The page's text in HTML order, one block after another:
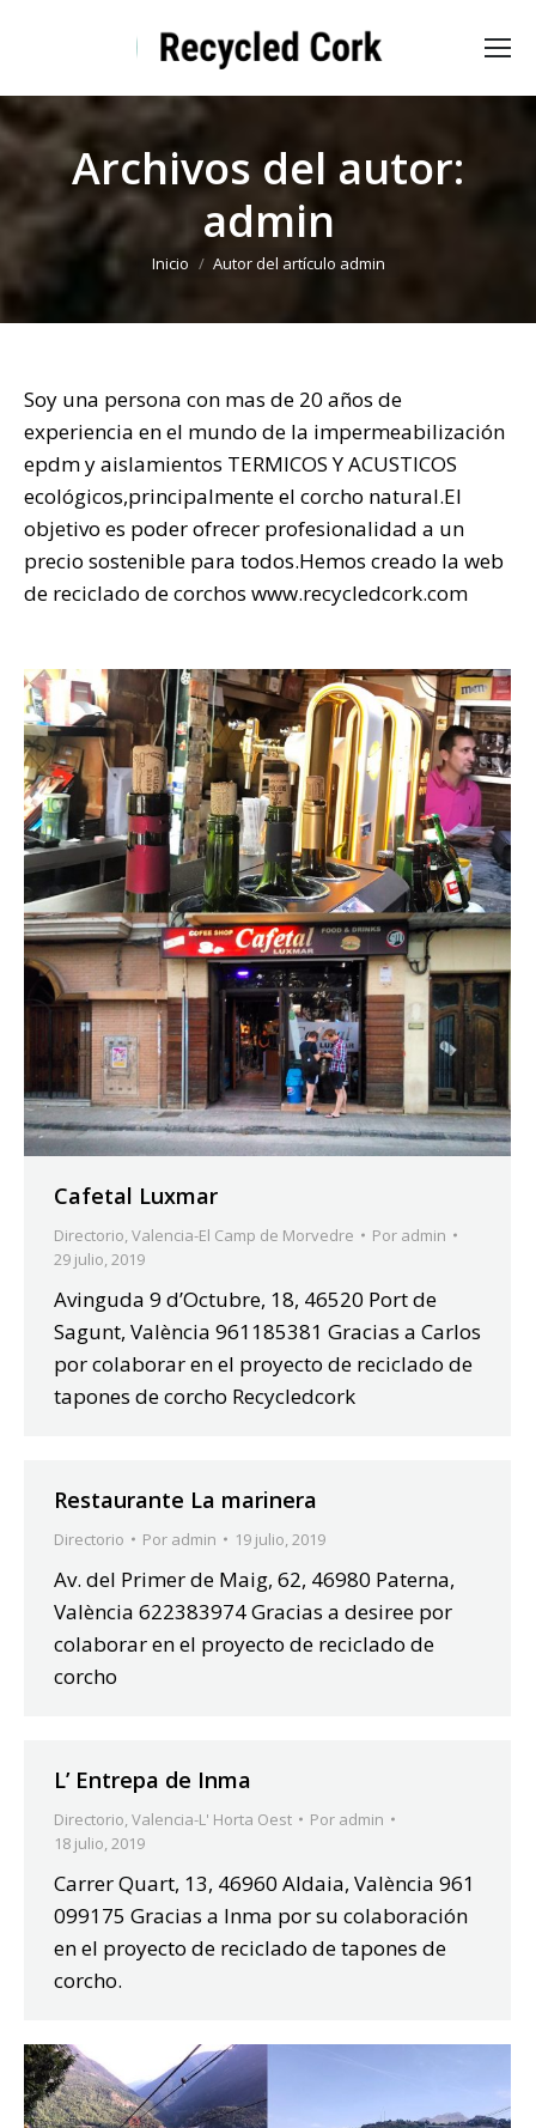
Archivos del autor:
admin
Estás aquí:
Inicio Autor del artículo admin
Soy una persona con mas de 20 años de
experiencia en el mundo de la impermeabilización
epdm y aislamientos TERMICOS Y ACUSTICOS
ecológicos,principalmente el corcho natural.El
objetivo es poder ofrecer profesionalidad a un
precio sostenible para todos.Hemos creado la web
de reciclado de corchos www.recycledcork.com
Cafetal Luxmar
Directorio,Valencia-El Camp de Morvedre Por admin
29 julio, 2019
Avinguda 9 d’Octubre, 18, 46520 Port de
Sagunt, València 961185381 Gracias a Carlos
por colaborar en el proyecto de reciclado de
tapones de corcho Recycledcork
Restaurante La marinera
Directorio Por admin 19 julio, 2019
Av. del Primer de Maig, 62, 46980 Paterna,
València 622383974 Gracias a desiree por
colaborar en el proyecto de reciclado de
corcho
L’ Entrepa de Inma
Directorio,Valencia-L' Horta Oest Por admin
18 julio, 2019
Carrer Quart, 13, 46960 Aldaia, València 961
099175 Gracias a Inma por su colaboración
en el proyecto de reciclado de tapones de
corcho.